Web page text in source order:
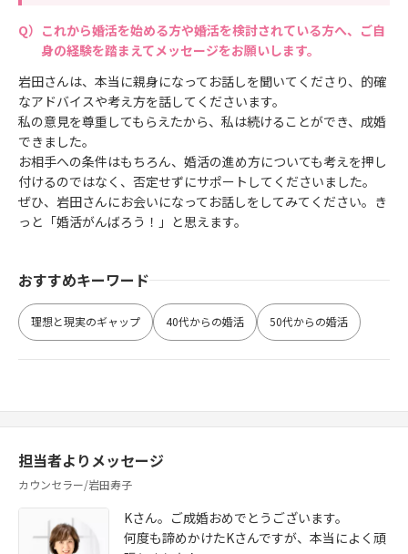
これから婚活を始める方や婚活を検討されている方へ、ご自
身の経験を踏まえてメッセージをお願いします。
岩田さんは、本当に親身になってお話しを聞いてくださり、的確
なアドバイスや考え方を話してくださいます。
私の意見を尊重してもらえたから、私は続けることができ、成婚
できました。
お相手への条件はもちろん、婚活の進め方についても考えを押し
付けるのではなく、否定せずにサポートしてくださいました。
ぜひ、岩田さんにお会いになってお話しをしてみてください。き
っと「婚活がんばろう！」と思えます。
おすすめキーワード
理想と現実のギャップ 40代からの婚活 50代からの婚活
担当者よりメッセージ
カウンセラー/岩田寿子
Kさん。ご成婚おめでとうございます。
何度も諦めかけたKさんですが、本当によく頑